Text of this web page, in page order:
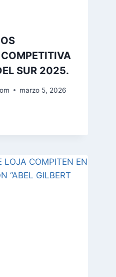
SUR 2025.
marzo 5, 2026